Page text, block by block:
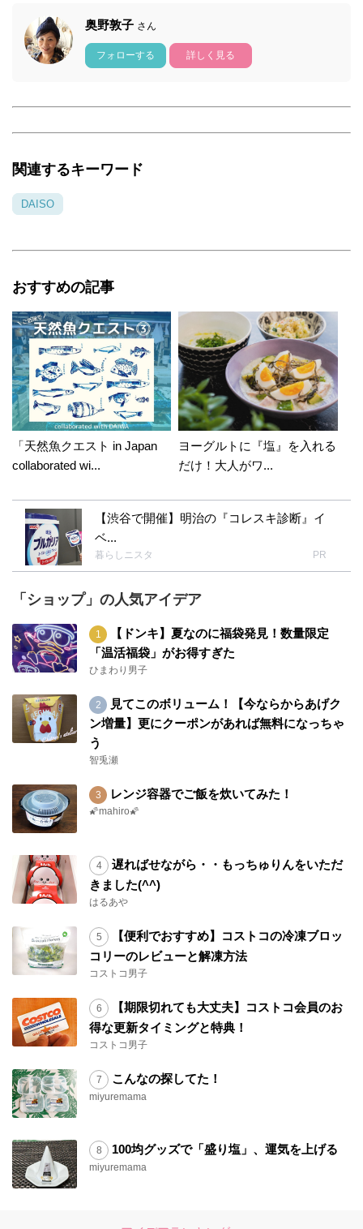
奥野敦子 さん
フォローする 詳しく見る
関連するキーワード
DAISO
おすすめの記事
「天然魚クエスト in Japan
collaborated wi...
ヨーグルトに『塩』を入れる
だけ！大人がワ...
【渋谷で開催】明治の『コレスキ診断』イ
ベ...
暮らしニスタ PR
「ショップ」の人気アイデア
【ドンキ】夏なのに福袋発見！数量限定
「温活福袋」がお得すぎた
ひまわり男子
見てこのボリューム！【今ならからあげク
ン増量】更にクーポンがあれば無料になっちゃ
う
智兎瀬
レンジ容器でご飯を炊いてみた！
🌠mahiro🌠
遅ればせながら・・もっちゅりんをいただ
きました(^^)
はるあや
【便利でおすすめ】コストコの冷凍ブロッ
コリーのレビューと解凍方法
コストコ男子
【期限切れても大丈夫】コストコ会員のお
得な更新タイミングと特典！
コストコ男子
こんなの探してた！
miyuremama
100均グッズで「盛り塩」、運気を上げる
miyuremama